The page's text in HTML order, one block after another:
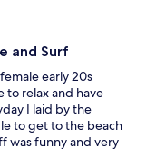
and Surf
early 20s
to relax and have
I laid by the
to get to the beach
was funny and very
trip to Bali!